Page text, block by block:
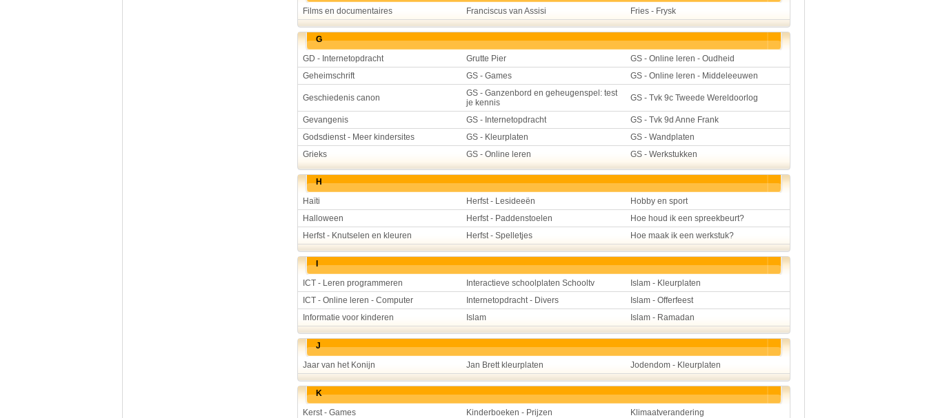
Films en documentaires
Franciscus van Assisi Fries - Frysk
G
GD - Internetopdracht
Grutte Pier
GS - Online leren - Oudheid
Geheimschrift
GS - Games GS - Online leren - Middeleeuwen
Geschiedenis canon
GS - Ganzenbord en geheugenspel: test
je kennis
GS - Tvk 9c Tweede Wereldoorlog
Gevangenis GS - Internetopdracht
GS - Tvk 9d Anne Frank
Godsdienst - Meer kindersites
GS - Kleurplaten
GS - Wandplaten
Grieks
GS - Online leren GS - Werkstukken
H
Haïti
Herfst - Lesideeën
Hobby en sport
Halloween
Herfst - Paddenstoelen
Hoe houd ik een spreekbeurt?
Herfst - Knutselen en kleuren
Herfst - Spelletjes Hoe maak ik een werkstuk?
I
ICT - Leren programmeren
Interactieve schoolplaten Schooltv
Islam - Kleurplaten
ICT - Online leren - Computer
Internetopdracht - Divers
Islam - Offerfeest
Informatie voor kinderen
Islam Islam - Ramadan
J
Jaar van het Konijn
Jan Brett kleurplaten Jodendom - Kleurplaten
K
Kerst - Games
Kinderboeken - Prijzen
Klimaatverandering